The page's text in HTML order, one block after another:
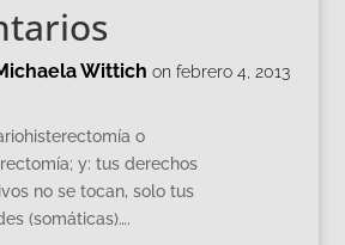
Wittich on febrero 4, 2013
o
y: tus derechos
no se tocan, solo tus
(somáticas)….